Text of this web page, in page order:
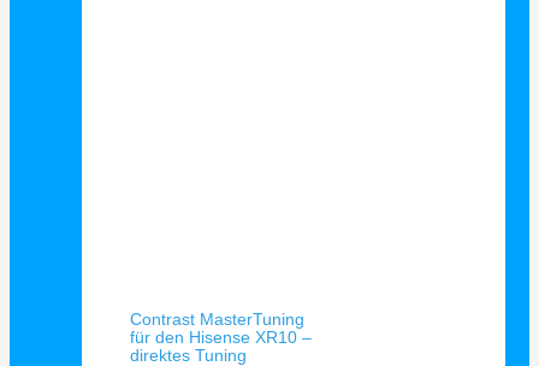
Contrast MasterTuning
für den Hisense XR10 –
direktes Tuning